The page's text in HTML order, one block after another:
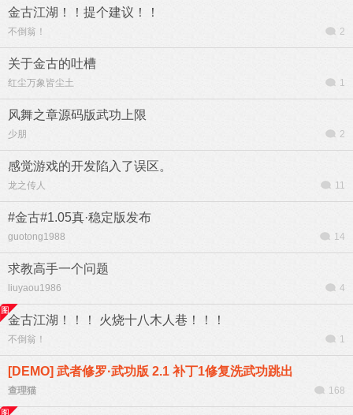
金古江湖！！提个建议！！
不倒翁！ 2
关于金古的吐槽
红尘万象皆尘土 1
风舞之章源码版武功上限
少朋 2
感觉游戏的开发陷入了误区。
龙之传人 11
#金古#1.05真·稳定版发布
guotong1988 14
求教高手一个问题
liuyaou1986 4
金古江湖！！！ 火烧十八木人巷！！！
不倒翁！ 1
[DEMO] 武者修罗·武功版 2.1 补丁1修复洗武功跳出
查理猫 168